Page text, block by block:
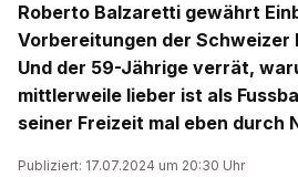
Roberto Balzaretti gewährt
Vorbereitungen der Schweizer
Und der 59-Jährige verrät,
mittlerweile lieber ist als
seiner Freizeit mal eben durch
Publiziert: 17.07.2024 um 20:30 Uhr